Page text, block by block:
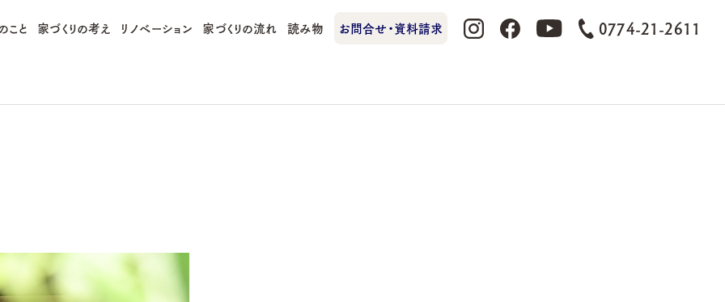
こと 家づくりの考え リノベーション 家づくりの流れ 読み物 お問合せ・資料請求 0774-21-2611